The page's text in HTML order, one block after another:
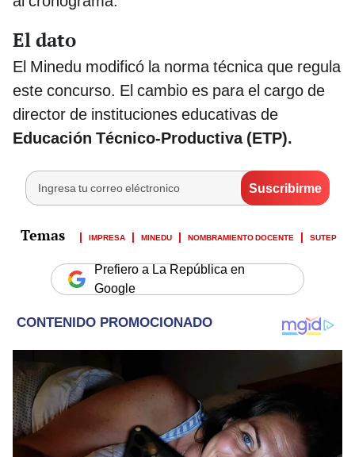
El dato
El Minedu modificó la norma técnica que regula
este concurso. El cambio es para el cargo de
director de instituciones educativas de
Educación Técnico-Productiva (ETP).
IMPRESA MINEDU NOMBRAMIENTO DOCENTE SUTEP
Prefiero a La República en
Google